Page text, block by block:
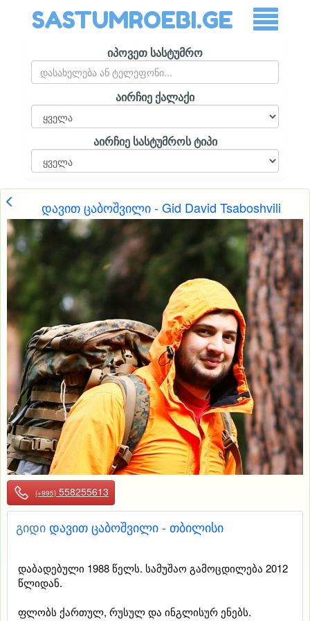
SASTUMROEBI.GE
იპოვეთ სასტუმრო
აირჩიე ქალაქი
აირჩიე სასტუმროს ტიპი
დავით ცაბოშვილი - Gid David Tsaboshvili
(+995) 558255613
გიდიდავით ცაბოშვილი - თბილისი
დაბადებული 1988 წელს. სამუშაო გამოცდილება 2012
წლიდან.
ფლობს ქართულ, რუსულ და ინგლისურ ენებს.